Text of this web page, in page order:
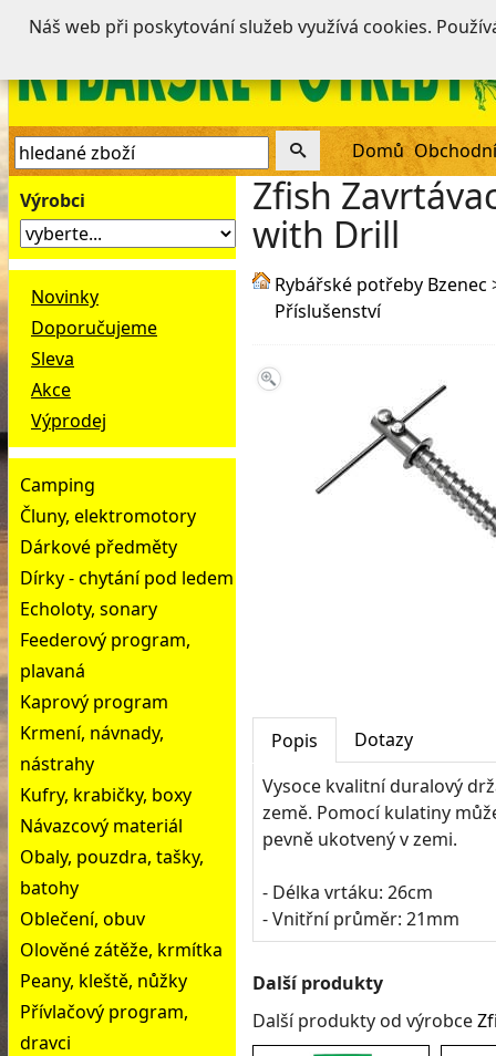
Domů
Výrobci
Novinky
Doporučujeme
Sleva
Akce
Výprodej
Camping
Čluny, elektromotory
Dárkové předměty
Dírky - chytání pod ledem
Echoloty, sonary
Feederový program,
plavaná
Kaprový program
Krmení, návnady,
nástrahy
Kufry, krabičky, boxy
Návazcový materiál
Obaly, pouzdra, tašky,
batohy
Oblečení, obuv
Olověné zátěže, krmítka
Peany, kleště, nůžky
Přívlačový program,
dravci
Zfish
with Drill
Rybářské potřeby Bzenec
Příslušenství
Popis
Dotazy
Vysoce kvalitní duralový
země. Pomocí kulatiny
pevně ukotvený v zemi.
- Délka vrtáku: 26cm
- Vnitřní průměr: 21mm
Další produkty
Další produkty od výrobce
Náš web při poskytování služeb využívá cookies.